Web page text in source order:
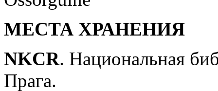
МЕСТА ХРАНЕНИЯ
NKCR. Национальная
Прага.